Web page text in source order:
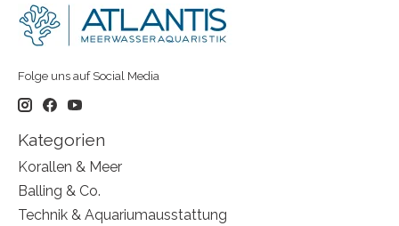
Folge uns auf Social Media
Kategorien
Korallen & Meer
Balling & Co.
Technik & Aquariumausstattung